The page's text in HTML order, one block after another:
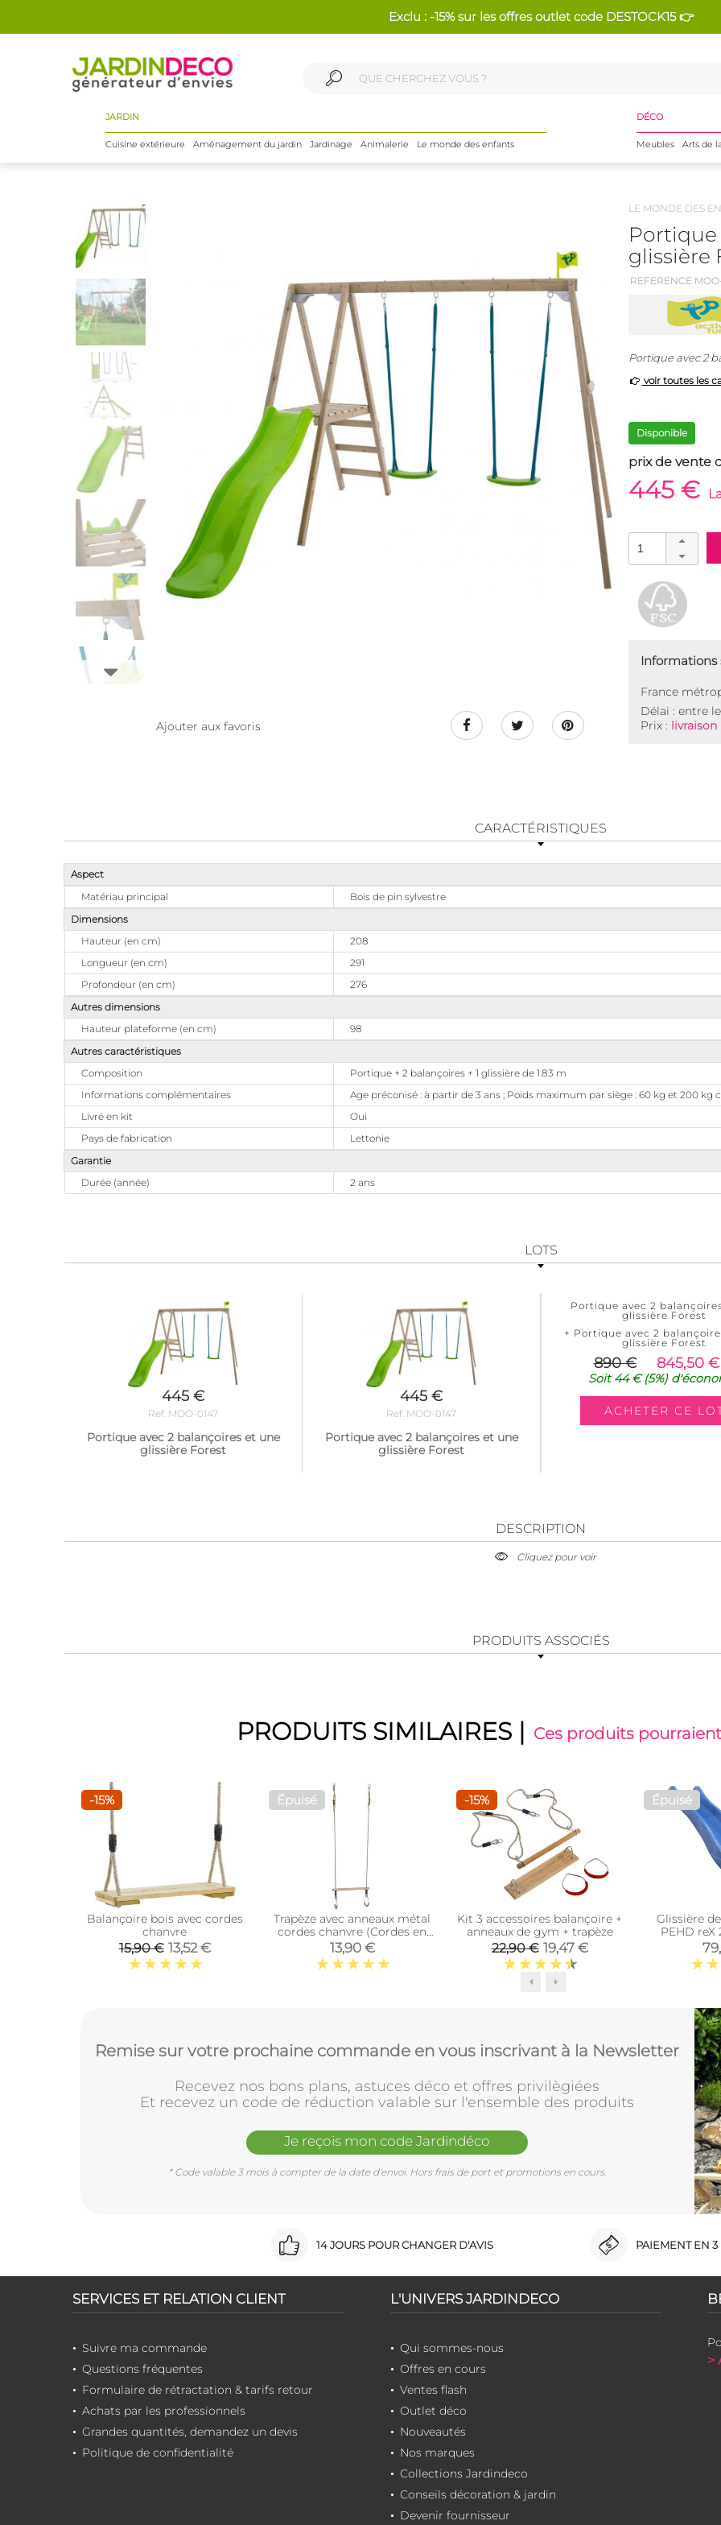
Exclu : -15% sur les offres outlet code DESTOCK15 👉
JARDIN
Cuisine extérieure Aménagement du jardin Jardinage Animalerie Le monde des enfants
DÉCO
Meubles Arts de
Ajouter aux favoris
LE MONDE DES
Portique
glissière
REFERENCE
Portique avec 2
voir toutes les
Disponible
prix de vente
445 €
Informations
France
Délai : entre le
Prix : livraison
CARACTÉRISTIQUES
Aspect
Matériau principal
Bois de pin sylvestre
Dimensions
Hauteur (en cm)
208
Longueur (en cm)
291
Profondeur (en cm)
276
Autres dimensions
Hauteur plateforme (en cm)
98
Autres caractéristiques
Composition
Portique + 2 balançoires + 1 glissière de 1.83 m
Informations complémentaires
Age préconisé : à partir de 3 ans ; Poids maximum par siège : 60 kg et 200 kg
Livré en kit
Oui
Pays de fabrication
Lettonie
Garantie
Durée (année)
2 ans
LOTS
445 €
Ref. MOO-0147
Portique avec 2 balançoires et une
glissière Forest
445 €
Ref. MOO-0147
Portique avec 2 balançoires et une
glissière Forest
Portique avec 2
glissière Forest
+ Portique avec 2
glissière Forest
890 € 845,50 €
Soit44 €(5%)
DESCRIPTION
Cliquez pour voir
PRODUITS ASSOCIÉS
PRODUITS SIMILAIRES | Ces produits
-15%
Balançoire bois avec cordes
chanvre
15,90 € 13,52 €
Épuisé
Trapèze avec anneaux métal
cordes chanvre (Cordes en
chanvre synthétique)
13,90 €
-15%
Kit 3 accessoires balançoire +
anneaux de gym + trapèze
22,90 € 19,47 €
Épuisé
Glissière
PEHD reX
Remise sur votre prochaine commande en vous inscrivant à la Newsletter
Recevez nos bons plans, astuces déco et offres privilègiées
Et recevez un code de réduction valable sur l'ensemble des produits
Je reçois mon code Jardindéco
* Code valable 3 mois à compter de la date d'envoi. Hors frais de port et promotions en cours.
14 JOURS POUR CHANGER D'AVIS PAIEMENT EN 3
SERVICES ET RELATION CLIENT
Suivre ma commande
Questions fréquentes
Formulaire de rétractation & tarifs retour
Achats par les professionnels
Grandes quantités, demandez un devis
Politique de confidentialité
L'UNIVERS JARDINDECO
Qui sommes-nous
Offres en cours
Ventes flash
Outlet déco
Nouveautés
Nos marques
Collections Jardindeco
Conseils décoration & jardin
Devenir fournisseur
>